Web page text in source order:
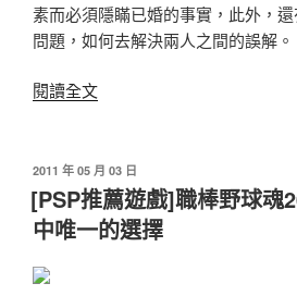
素而必須隱瞞已婚的事實，此外，
問題，如何去解決兩人之間的誤解。
閱讀全文〈[2011
電
影]-2011.
隱
婚
發
佈
於
2011 年 05 月 03 日
[PSP推薦遊戲]職棒野球魂
中唯一的選擇